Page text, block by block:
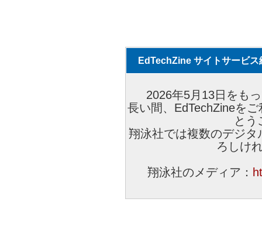
EdTechZine サイトサービス
2026年5月13日をも
長い間、EdTechZineを
とう
翔泳社では複数のデジ
ろしけ
翔泳社のメディア：